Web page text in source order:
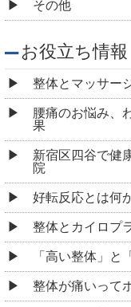
その他
お役立ち情報
整体とマッサー
腰痛のお悩み、
果
新宿区四谷で健
院
好転反応とは何
整体とカイロプ
「高い整体」と
整体が痛いって